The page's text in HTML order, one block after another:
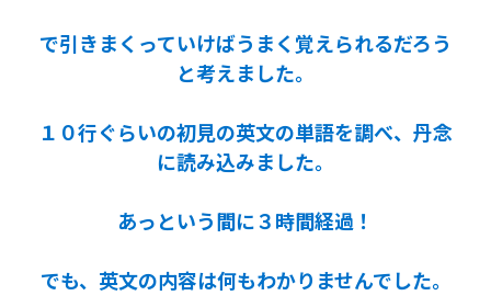
で引きまくっていけばうまく覚えられるだろう
と考えました。
１０行ぐらいの初見の英文の単語を調べ、丹念
に読み込みました。
あっという間に３時間経過！
でも、英文の内容は何もわかりませんでした。